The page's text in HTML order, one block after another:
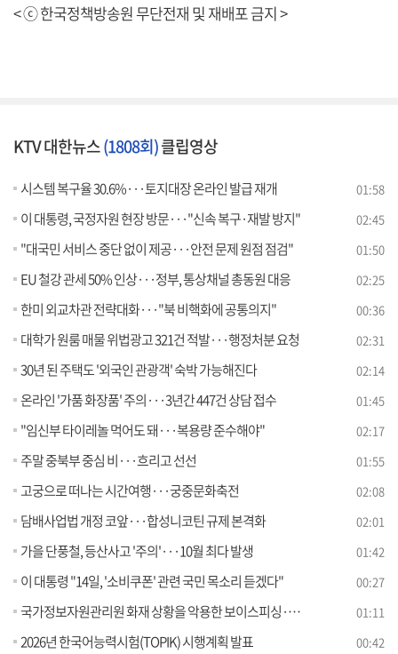
< ⓒ 한국정책방송원 무단전재 및 재배포 금지 >
KTV 대한뉴스(1808회)클립영상
시스템 복구율 30.6%···토지대장 온라인 발급 재개 01:58
이 대통령, 국정자원 현장 방문···"신속 복구·재발 방지" 02:45
"대국민 서비스 중단 없이 제공···안전 문제 원점 점검" 01:50
EU 철강 관세 50% 인상···정부, 통상채널 총동원 대응 02:25
한미 외교차관 전략대화···"북 비핵화에 공통의지" 00:36
대학가 원룸 매물 위법광고 321건 적발···행정처분 요청 02:31
30년 된 주택도 '외국인 관광객' 숙박 가능해진다 02:14
온라인 '가품 화장품' 주의···3년간 447건 상담 접수 01:45
"임신부 타이레놀 먹어도 돼···복용량 준수해야" 02:17
주말 중북부 중심 비···흐리고 선선 01:55
고궁으로 떠나는 시간여행···궁중문화축전 02:08
담배사업법 개정 코앞···합성니코틴 규제 본격화 02:01
가을 단풍철, 등산사고 '주의'···10월 최다 발생 01:42
이 대통령 "14일, '소비쿠폰' 관련 국민 목소리 듣겠다" 00:27
국가정보자원관리원 화재 상황을 악용한 보이스피싱·스미싱 주의 01:11
2026년 한국어능력시험(TOPIK) 시행계획 발표 00:42